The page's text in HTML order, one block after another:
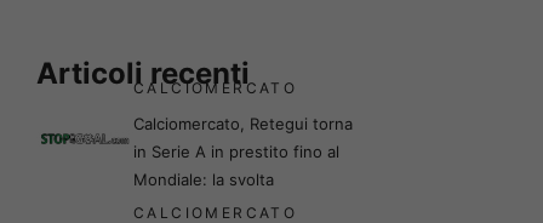
Articoli recenti
CALCIOMERCATO
Calciomercato, Retegui torna
in Serie A in prestito fino al
Mondiale: la svolta
CALCIOMERCATO